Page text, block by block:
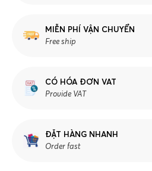
MIỄN PHÍ VẬN CHUYỂN
Free ship
CÓ HÓA ĐƠN VAT
Provide VAT
ĐẶT HÀNG NHANH
Order fast